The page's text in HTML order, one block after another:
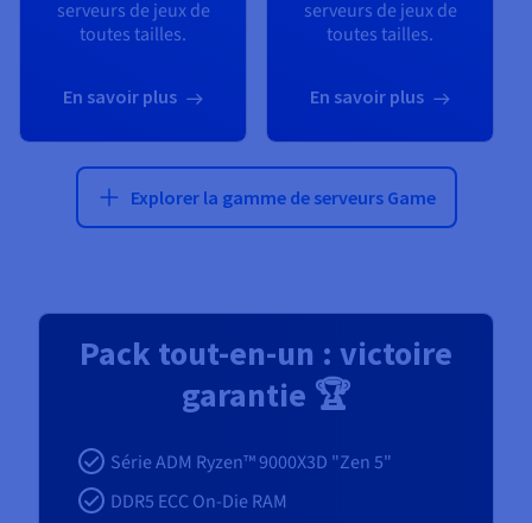
serveurs de jeux de
toutes tailles.
En savoir plus
serveurs de jeux de
toutes tailles.
En savoir plus
Explorer la gamme de serveurs Game
Pack tout-en-un : victoire
garantie 🏆
Série ADM Ryzen™ 9000X3D "Zen 5"
DDR5 ECC On-Die RAM